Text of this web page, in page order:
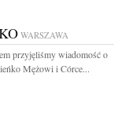
WARSZAWA
przyjęliśmy wiadomość o
Mężowi i Córce...